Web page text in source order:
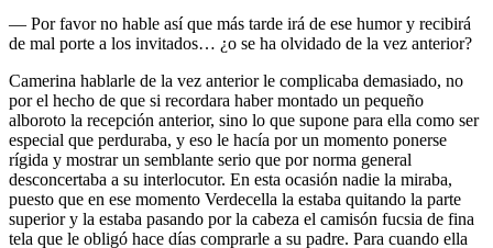
— Por favor no hable así que más tarde irá de ese humor y recibirá
de mal porte a los invitados… ¿o se ha olvidado de la vez anterior?
Camerina hablarle de la vez anterior le complicaba demasiado, no
por el hecho de que si recordara haber montado un pequeño
alboroto la recepción anterior, sino lo que supone para ella como ser
especial que perduraba, y eso le hacía por un momento ponerse
rígida y mostrar un semblante serio que por norma general
desconcertaba a su interlocutor. En esta ocasión nadie la miraba,
puesto que en ese momento Verdecella la estaba quitando la parte
superior y la estaba pasando por la cabeza el camisón fucsia de fina
tela que le obligó hace días comprarle a su padre. Para cuando ella